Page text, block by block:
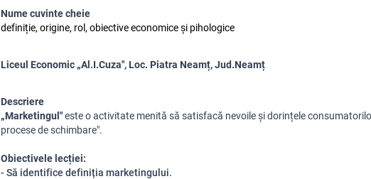
Nume cuvinte cheie
definiție, origine, rol, obiective economice și pihologice
Liceul Economic „Al.I.Cuza", Loc. Piatra Neamț, Jud.Neamț
Descriere
„Marketingul"este o activitate menită să satisfacă nevoile și dorințele
procese de schimbare".
Obiectivele lecției:
- Să identifice definiția marketingului.